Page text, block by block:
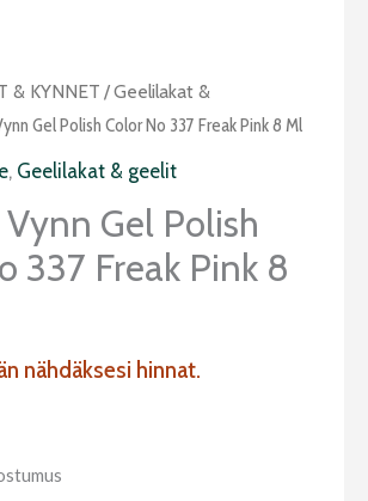
& KYNNET /Geelilakat &
Gel Polish Color No 337 Freak Pink 8 Ml
, Geelilakat & geelit
Gel Polish
337 Freak Pink 8
nähdäksesi hinnat.